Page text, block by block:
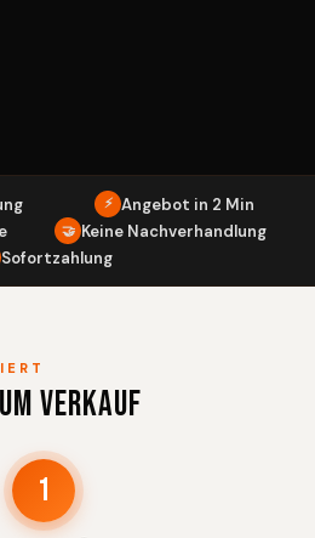
⚡ Angebot in 2 Min
🤝 Keine Nachverhandlung
Sofortzahlung
Verkauf
1